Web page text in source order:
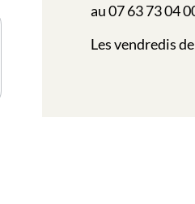
au 07 63 73 04
Les vendredis